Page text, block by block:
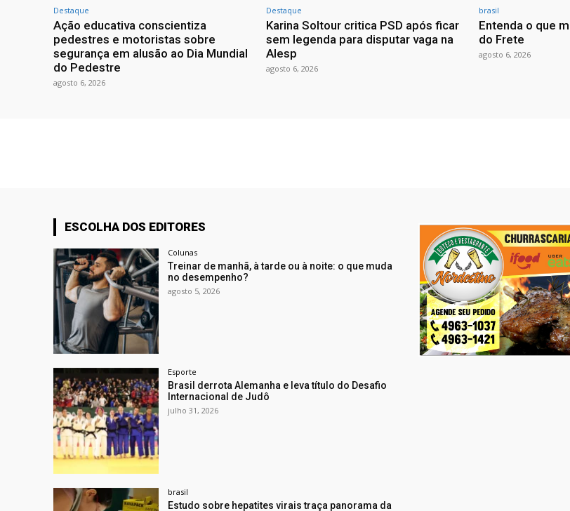
Destaque
Ação educativa conscientiza
pedestres e motoristas sobre
segurança em alusão ao Dia Mundial
do Pedestre
agosto 6, 2026
Destaque
Karina Soltour critica PSD após ficar
sem legenda para disputar vaga na
Alesp
agosto 6, 2026
brasil
Entenda o que
do Frete
agosto 6, 2026
ESCOLHA DOS EDITORES
Colunas
Treinar de manhã, à tarde ou à noite: o que muda
no desempenho?
agosto 5, 2026
Esporte
Brasil derrota Alemanha e leva título do Desafio
Internacional de Judô
julho 31, 2026
brasil
Estudo sobre hepatites virais traça panorama da